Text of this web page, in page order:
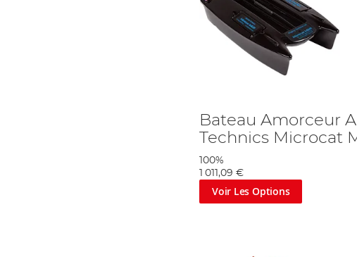
Bateau Amorceur
Technics Microcat
100%
1 011,09 €
Voir Les Options